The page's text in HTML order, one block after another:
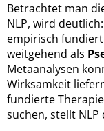
Betrachtet man
NLP, wird
empirisch
weitgehend als
Metaanalysen
Wirksamkeit
fundierte
suchen, stellt